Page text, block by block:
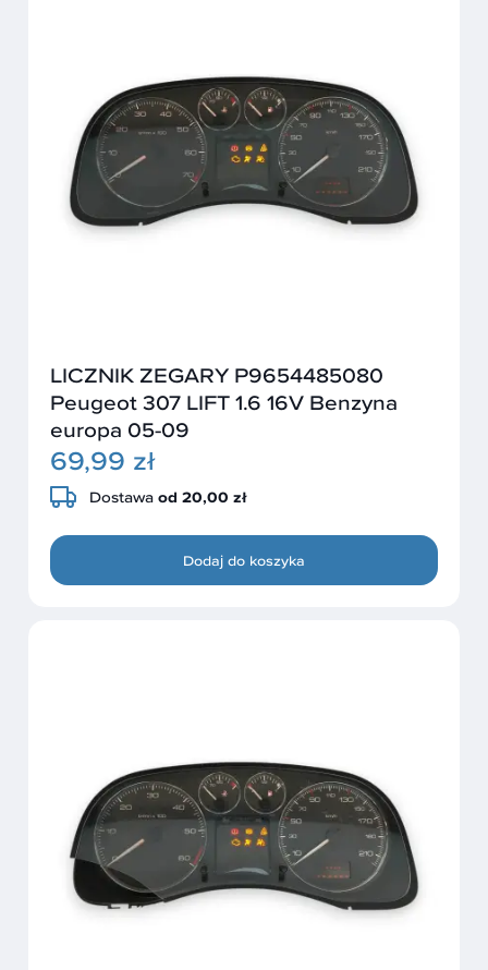
LICZNIK ZEGARY P9654485080
Peugeot 307 LIFT 1.6 16V Benzyna
europa 05-09
69,99 zł
Dostawa od 20,00 zł
Dodaj do koszyka